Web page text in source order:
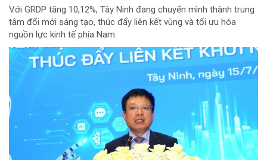
Với GRDP tăng 10,12%, Tây Ninh đang chuyển mình thành trung
tâm đổi mới sáng tạo, thúc đẩy liên kết vùng và tối ưu hóa
nguồn lực kinh tế phía Nam.